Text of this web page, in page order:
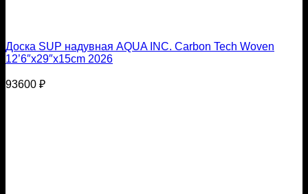
Доска SUP надувная AQUA INC. Carbon Tech Woven
12’6″x29″х15cm 2026
93600 ₽